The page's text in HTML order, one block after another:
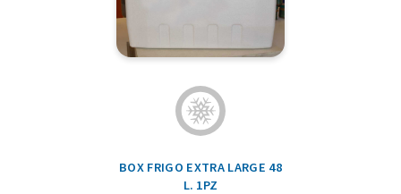
BOX FRIGO EXTRA LARGE 48
L. 1PZ